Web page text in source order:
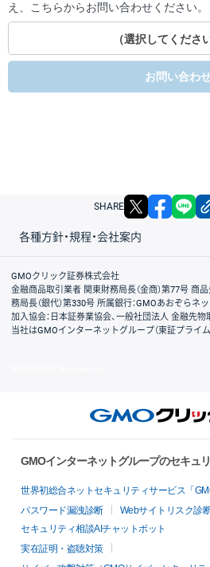
え、こちらからお問い合わせください。
（選択してくださ
お問い合わ
SHARE X
各種方針・規程・会社案内
取引規程・約款
サイトマップ
その他のご案内
個人情報保護方針
最良執行方針
サイトのご利用について
ディスクレイマー
信託保全
リスク説明
会社案内
GMOクリック証券株式会社
金融商品取引業者 関東財務局長（金商）第77号 商
務局長（銀代）第330号 所属銀行：GMOあおぞらネ
加入協会：日本証券業協会、一般社団法人 金融先
当社はGMOインターネットグループ（東証プライ
GMOインターネットグループのセキュ
世界初総合ネットセキュリティサービス「
パスワード漏洩診断
Webサイトリスク診
セキュリティ相談AIチャットボット
実在証明・盗聴対策